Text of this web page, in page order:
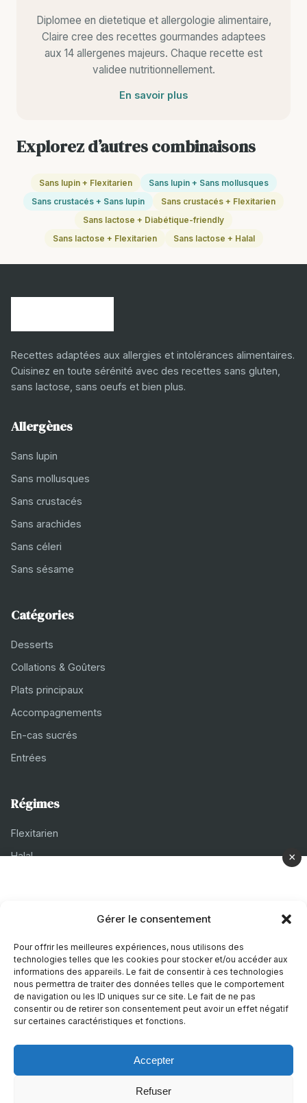
Gérer le consentement
Pour offrir les meilleures expériences, nous utilisons des
technologies telles que les cookies pour stocker et/ou accéder aux
informations des appareils. Le fait de consentir à ces technologies
nous permettra de traiter des données telles que le comportement
de navigation ou les ID uniques sur ce site. Le fait de ne pas
consentir ou de retirer son consentement peut avoir un effet négatif
sur certaines caractéristiques et fonctions.
Accepter
Refuser
Diplomee en dietetique et allergologie alimentaire,
Claire cree des recettes gourmandes adaptees
aux 14 allergenes majeurs. Chaque recette est
validee nutritionnellement.
En savoir plus
Explorez d’autres combinaisons
Sans lupin + Flexitarien
Sans lupin + Sans mollusques
Sans crustacés + Sans lupin
Sans crustacés + Flexitarien
Sans lactose + Diabétique-friendly
Sans lactose + Flexitarien
Sans lactose + Halal
Recettes adaptées aux allergies et intolérances alimentaires.
Cuisinez en toute sérénité avec des recettes sans gluten,
sans lactose, sans oeufs et bien plus.
Allergènes
Sans lupin
Sans mollusques
Sans crustacés
Sans arachides
Sans céleri
Sans sésame
Catégories
Desserts
Collations & Goûters
Plats principaux
Accompagnements
En-cas sucrés
Entrées
Régimes
Flexitarien
Halal
À propos
Mentions légales
Politique de confidentialité
Politique de cookies
×